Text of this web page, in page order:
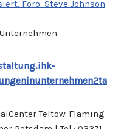
Teltow-Fläming